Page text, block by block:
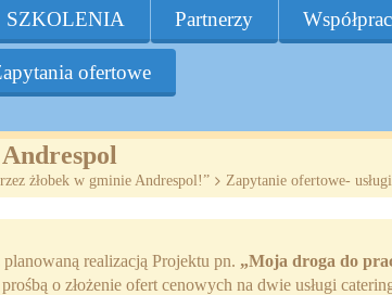
SZKOLENIA Partnerzy
ofertowe
żłobek w gminie Andrespol!” > Zapytanie ofertowe-
realizacją Projektu pn. „Moja droga do
o złożenie ofert cenowych na dwie usługi